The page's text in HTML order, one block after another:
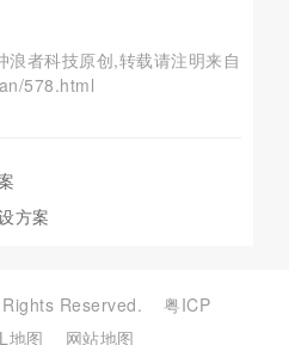
者科技原创,转载请注明来自
578.html
方案
Rights Reserved.粤ICP
地图 网站地图